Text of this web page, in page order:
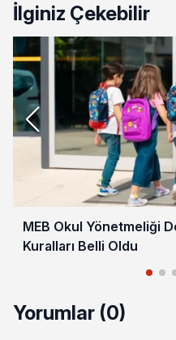
İlginiz Çekebilir
MEB Okul Yönetmeliği
Kuralları Belli Oldu
Yorumlar (0)